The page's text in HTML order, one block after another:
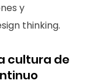
y
thinking.
cultura de